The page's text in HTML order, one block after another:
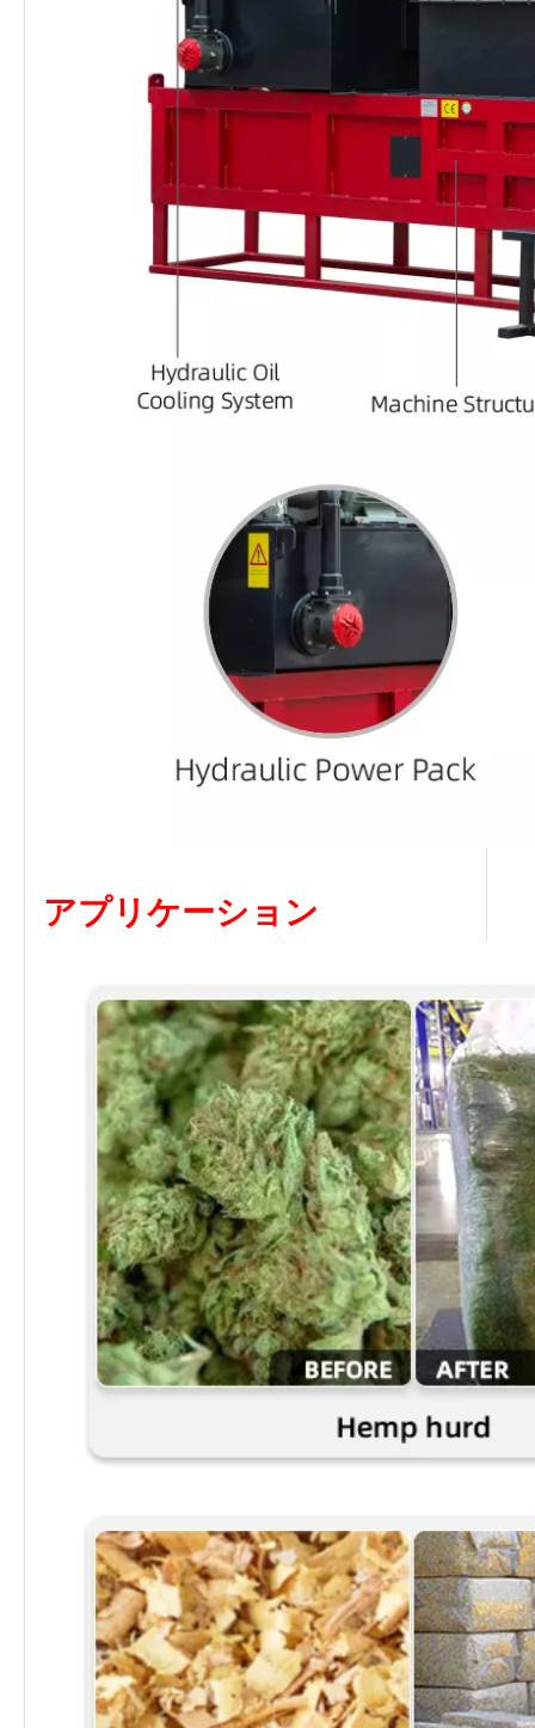
アプリケーション